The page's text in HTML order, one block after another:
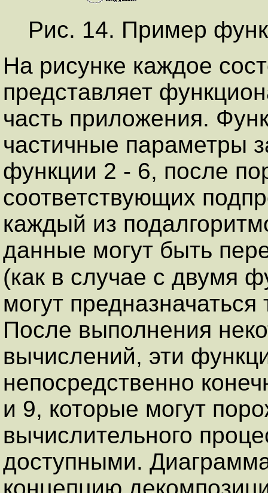
Рис. 14. Пример
На рисунке каждое
представляет
часть приложения.
частичные параметры
функции 2 - 6, после
соответствующих
каждый из
данные могут быть
(как в случае с двумя
могут
После выполнения
вычислений, эти
непосредственно
и 9, которые могут
вычислительного
доступными.
концепцию